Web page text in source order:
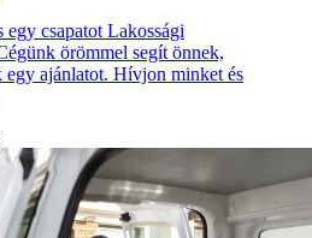
csapatot Lakossági
örömmel segít önnek,
egy ajánlatot. Hívjon minket és